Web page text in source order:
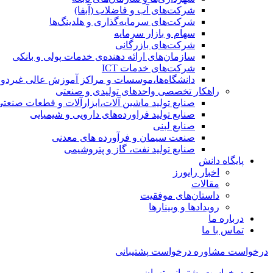
شرکت‌های آب و فاضلاب (آبفا)
شرکت‌های سرمایه‌گذاری و هلدینگ‌ها
سهام و بازار سرمایه
شرکت‌های بازرگانی
سازمان‌های ارائه دهنده‌ی خدمات پولی و بانکی
شرکت‌های خدمات ICT
دانشگاه‌ها،موسسات و مراکز آموزش عالی
راهکار تخصصی واحدهای تولیدی و صنعتی
صنایع توليد ماشين آلات،ابزارآلات و قطعات
صنایع تولید فراورده‌های دارویی و شیمیایی
صنایع لبنی
صنعت سیمان و فرآورده های معدنی
صنایع تولید نفت، گاز و پتروشيمی
پایگاه دانش
اخبار رایورز
مقالات
داستان‌های موفقیت
رویدادها و وبینارها
درباره ما
تماس با ما
درخواست مشاوره درخواست پشتیبانی